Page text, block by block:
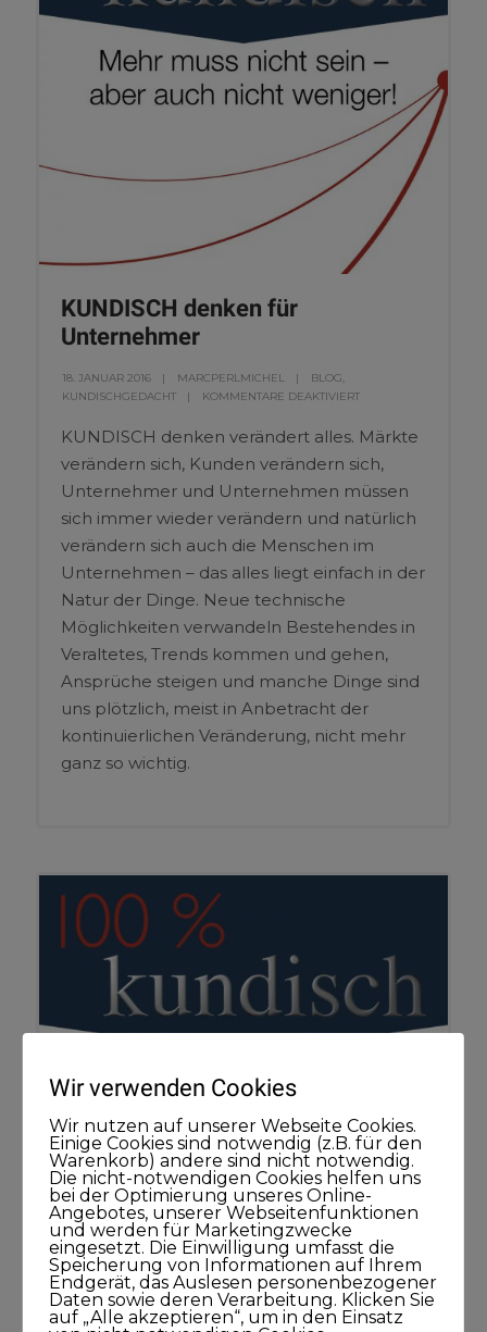
KUNDISCH denken für
Unternehmer
18. JANUAR 2016 MARCPERLMICHEL BLOG,
KUNDISCHGEDACHT
KOMMENTARE DEAKTIVIERT
KUNDISCH denken verändert alles. Märkte
verändern sich, Kunden verändern sich,
Unternehmer und Unternehmen müssen
sich immer wieder verändern und natürlich
verändern sich auch die Menschen im
Unternehmen – das alles liegt einfach in der
Natur der Dinge. Neue technische
Möglichkeiten verwandeln Bestehendes in
Veraltetes, Trends kommen und gehen,
Ansprüche steigen und manche Dinge sind
uns plötzlich, meist in Anbetracht der
kontinuierlichen Veränderung, nicht mehr
ganz so wichtig.
Wenn es passt, dann wird es gut
Wir verwenden Cookies
Wir nutzen auf unserer Webseite Cookies.
Einige Cookies sind notwendig (z.B. für den
Warenkorb) andere sind nicht notwendig.
Die nicht-notwendigen Cookies helfen uns
bei der Optimierung unseres Online-
Angebotes, unserer Webseitenfunktionen
und werden für Marketingzwecke
eingesetzt. Die Einwilligung umfasst die
Speicherung von Informationen auf Ihrem
Endgerät, das Auslesen personenbezogener
Daten sowie deren Verarbeitung. Klicken Sie
auf „Alle akzeptieren“, um in den Einsatz